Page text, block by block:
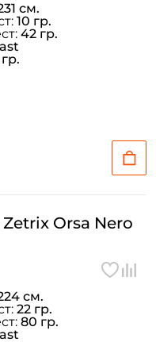
см.
10 гр.
42 гр.
Orsa Nero
см.
22 гр.
80 гр.